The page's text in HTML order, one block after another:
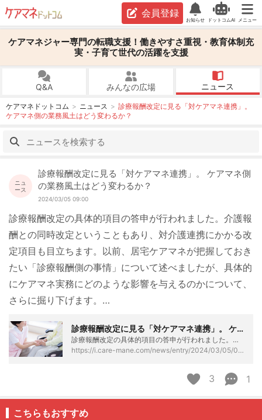
会員登録
お知らせ ドットコムAI メニュー
ケアマネジャー専門の転職支援！働きやすさ重視・教育体制充
実・子育て世代の活躍を支援
Q&A みんなの広場 ニュース
ケアマネドットコム ニュース
診療報酬改定に見る「対ケアマネ連携」。
ケアマネ側の業務風土はどう変わるか？
ニュ
ース
診療報酬改定に見る「対ケアマネ連携」。 ケアマネ側
の業務風土はどう変わるか？
2024/03/05 09:00
診療報酬改定の具体的項目の答申が行われました。介護報
酬との同時改定ということもあり、対介護連携にかかる改
定項目も目立ちます。以前、居宅ケアマネが把握しておき
たい「診療報酬側の事情」について述べましたが、具体的
にケアマネ実務にどのような影響を与えるのかについて、
さらに掘り下げます。…
診療報酬改定に見る「対ケアマネ連携」。 ケアマネ側の業務風土はどう変わるか？ - ケアマネタイムス
診療報酬改定の具体的項目の答申が行われました。介護報酬との同時改定ということもあり、対介護連携にかかる改定項目も目立ちます。以前、居宅ケアマネが把握しておきたい「診療報酬側の事情」について述べましたが、具体的にケアマネ実務にどのような影響を与えるのかについて、さらに掘り下げます。 地域包括診療料算定で対ケアマネ連携を重視 すでに注目しているケアマネも多いと思いますが、かかりつけ医機能の評価報酬である「地域包括診療料（認知症地域包括診療料含む）」の算定要件で、ケアマネおよび障害福祉の相談支援専門員（以下、ケアマネ等）との連携を重視した規定が加えられました。 具体的には、(1)ケアマネ等からの相談…
https://i.care-mane.com/news/entry/2024/03/05/090000
3 1
こちらもおすすめ